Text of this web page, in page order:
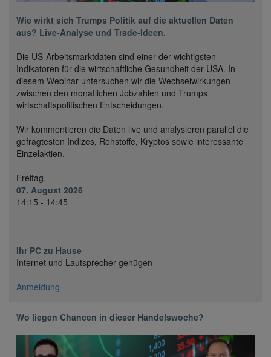
Wie wirkt sich Trumps Politik auf die aktuellen Daten
aus? Live-Analyse und Trade-Ideen.
Die US-Arbeitsmarktdaten sind einer der wichtigsten
Indikatoren für die wirtschaftliche Gesundheit der USA. In
diesem Webinar untersuchen wir die Wechselwirkungen
zwischen den monatlichen Jobzahlen und Trumps
wirtschaftspolitischen Entscheidungen.
Wir kommentieren die Daten live und analysieren parallel die
gefragtesten Indizes, Rohstoffe, Kryptos sowie interessante
Einzelaktien.
Freitag,
07. August 2026
14:15 - 14:45
Ihr PC zu Hause
Internet und Lautsprecher genügen
Anmeldung
Wo liegen Chancen in dieser Handelswoche?